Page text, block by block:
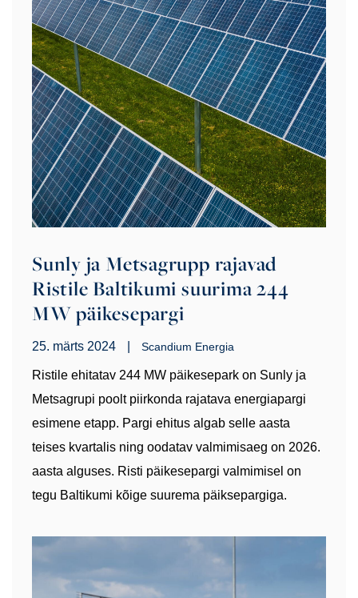
Sunly ja Metsagrupp rajavad
Ristile Baltikumi suurima 244
MW päikesepargi
25. märts 2024 Scandium Energia
Ristile ehitatav 244 MW päikesepark on Sunly ja
Metsagrupi poolt piirkonda rajatava energiapargi
esimene etapp. Pargi ehitus algab selle aasta
teises kvartalis ning oodatav valmimisaeg on 2026.
aasta alguses. Risti päikesepargi valmimisel on
tegu Baltikumi kõige suurema päiksepargiga.